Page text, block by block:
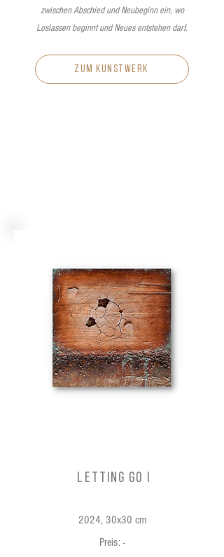
zwischen Abschied und Neubeginn ein, wo
Loslassen beginnt und Neues entstehen darf.
zum kunstwerk
Letting Go I
2024, 30x30 cm
Preis: -